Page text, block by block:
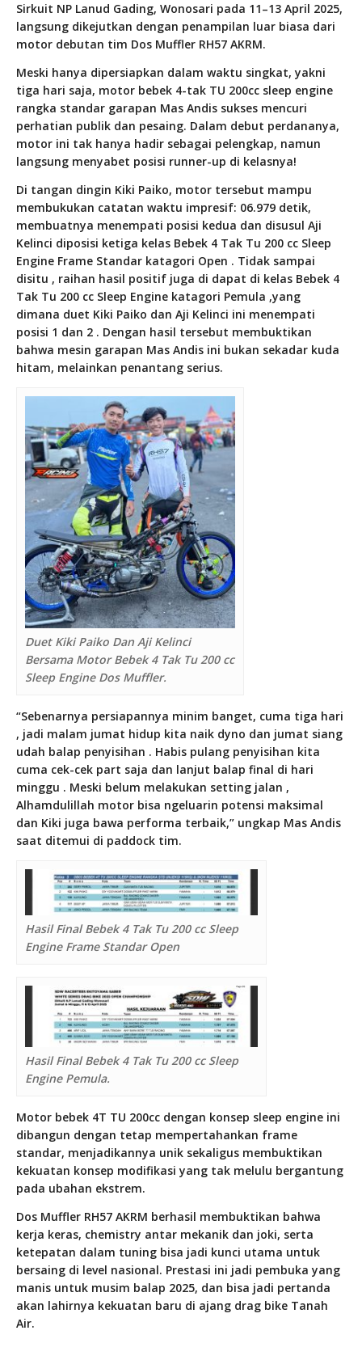
Sirkuit NP Lanud Gading, Wonosari pada 11–13 April 2025,
langsung dikejutkan dengan penampilan luar biasa dari
motor debutan tim Dos Muffler RH57 AKRM.
Meski hanya dipersiapkan dalam waktu singkat, yakni
tiga hari saja, motor bebek 4-tak TU 200cc sleep engine
rangka standar garapan Mas Andis sukses mencuri
perhatian publik dan pesaing. Dalam debut perdananya,
motor ini tak hanya hadir sebagai pelengkap, namun
langsung menyabet posisi runner-up di kelasnya!
Di tangan dingin Kiki Paiko, motor tersebut mampu
membukukan catatan waktu impresif: 06.979 detik,
membuatnya menempati posisi kedua dan disusul Aji
Kelinci diposisi ketiga kelas Bebek 4 Tak Tu 200 cc Sleep
Engine Frame Standar katagori Open . Tidak sampai
disitu , raihan hasil positif juga di dapat di kelas Bebek 4
Tak Tu 200 cc Sleep Engine katagori Pemula ,yang
dimana duet Kiki Paiko dan Aji Kelinci ini menempati
posisi 1 dan 2 . Dengan hasil tersebut membuktikan
bahwa mesin garapan Mas Andis ini bukan sekadar kuda
hitam, melainkan penantang serius.
Duet Kiki Paiko Dan Aji Kelinci
Bersama Motor Bebek 4 Tak Tu 200 cc
Sleep Engine Dos Muffler.
“Sebenarnya persiapannya minim banget, cuma tiga hari
, jadi malam jumat hidup kita naik dyno dan jumat siang
udah balap penyisihan . Habis pulang penyisihan kita
cuma cek-cek part saja dan lanjut balap final di hari
minggu . Meski belum melakukan setting jalan ,
Alhamdulillah motor bisa ngeluarin potensi maksimal
dan Kiki juga bawa performa terbaik,” ungkap Mas Andis
saat ditemui di paddock tim.
Hasil Final Bebek 4 Tak Tu 200 cc Sleep
Engine Frame Standar Open
Hasil Final Bebek 4 Tak Tu 200 cc Sleep
Engine Pemula.
Motor bebek 4T TU 200cc dengan konsep sleep engine ini
dibangun dengan tetap mempertahankan frame
standar, menjadikannya unik sekaligus membuktikan
kekuatan konsep modifikasi yang tak melulu bergantung
pada ubahan ekstrem.
Dos Muffler RH57 AKRM berhasil membuktikan bahwa
kerja keras, chemistry antar mekanik dan joki, serta
ketepatan dalam tuning bisa jadi kunci utama untuk
bersaing di level nasional. Prestasi ini jadi pembuka yang
manis untuk musim balap 2025, dan bisa jadi pertanda
akan lahirnya kekuatan baru di ajang drag bike Tanah
Air.